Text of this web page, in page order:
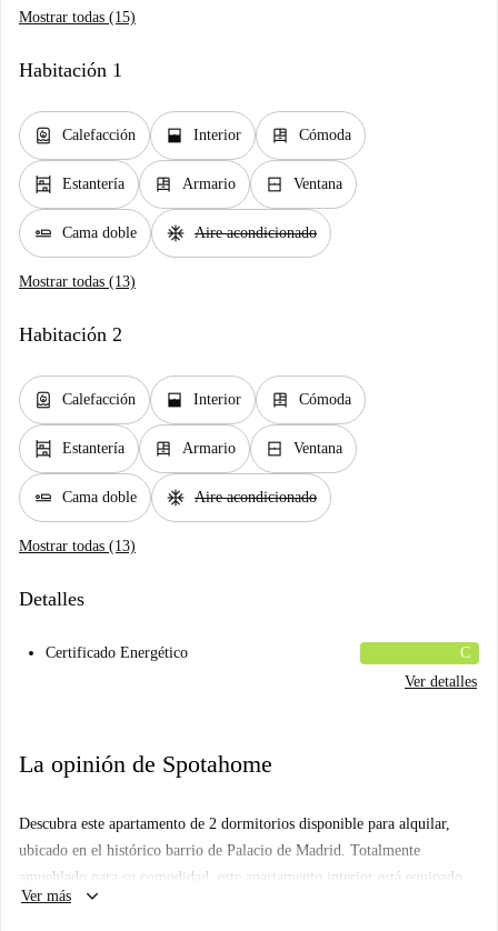
Mostrar todas (15)
Habitación 1
water_heater Calefacción window_open Interior dresser Cómoda
shelves Estantería dresser Armario window_closed Ventana
airline_seat_flat Cama doble ac_unit Aire acondicionado
Mostrar todas (13)
Habitación 2
water_heater Calefacción window_open Interior dresser Cómoda
shelves Estantería dresser Armario window_closed Ventana
airline_seat_flat Cama doble ac_unit Aire acondicionado
Mostrar todas (13)
Detalles
Certificado Energético
C
Ver detalles
La opinión de Spotahome
Descubra este apartamento de 2 dormitorios disponible para alquilar,
ubicado en el histórico barrio de Palacio de Madrid. Totalmente
amueblado para su comodidad, este apartamento interior está equipado
con aire acondicionado individual para calefacción y refrigeración. La
Ver más keyboard_arrow_down